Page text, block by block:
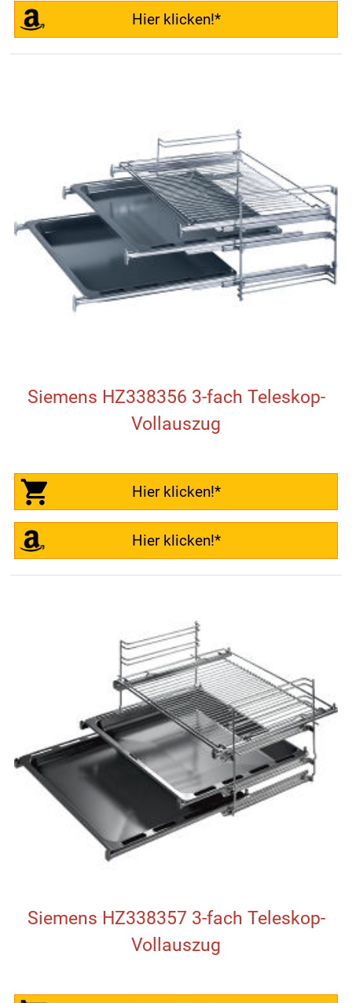
Hier klicken!*
Siemens HZ338356 3-fach Teleskop-
Vollauszug
Hier klicken!*
Hier klicken!*
Siemens HZ338357 3-fach Teleskop-
Vollauszug